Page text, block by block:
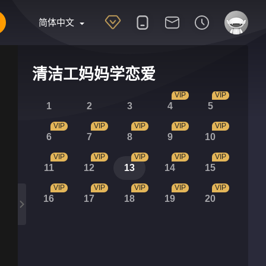
简体中文
清洁工妈妈学恋爱
1 2 3 4
VIP
5
VIP
6
VIP
7
VIP
8
VIP
9
VIP
10
VIP
11
VIP
12
VIP
13
VIP
14
VIP
15
VIP
16
VIP
17
VIP
18
VIP
19
VIP
20
VIP